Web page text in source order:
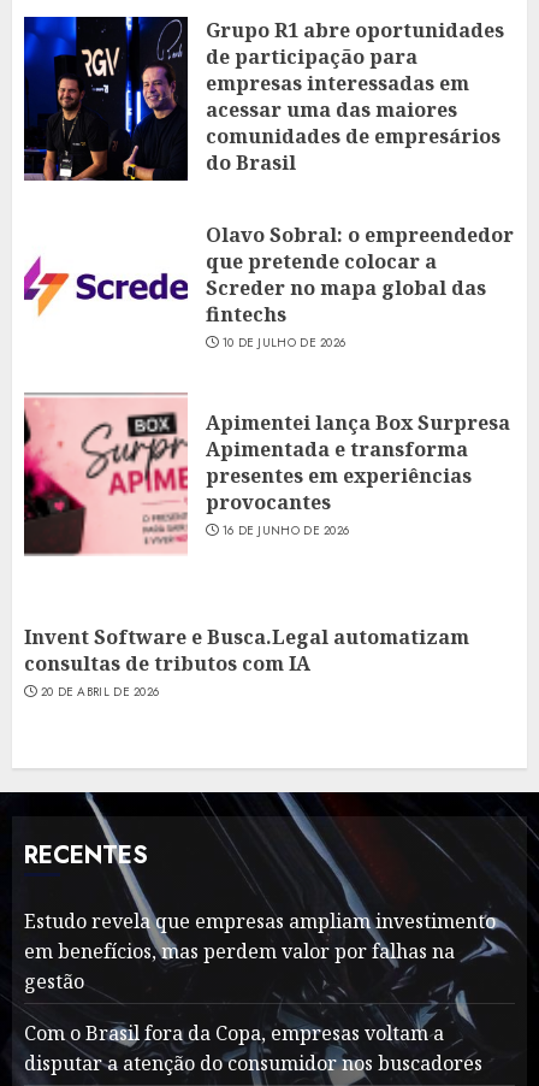
Grupo R1 abre oportunidades
de participação para
empresas interessadas em
acessar uma das maiores
comunidades de empresários
do Brasil
Olavo Sobral: o empreendedor
que pretende colocar a
Screder no mapa global das
fintechs
10 DE JULHO DE 2026
Apimentei lança Box Surpresa
Apimentada e transforma
presentes em experiências
provocantes
16 DE JUNHO DE 2026
Invent Software e Busca.Legal automatizam
consultas de tributos com IA
20 DE ABRIL DE 2026
RECENTES
Estudo revela que empresas ampliam investimento
em benefícios, mas perdem valor por falhas na
gestão
Com o Brasil fora da Copa, empresas voltam a
disputar a atenção do consumidor nos buscadores